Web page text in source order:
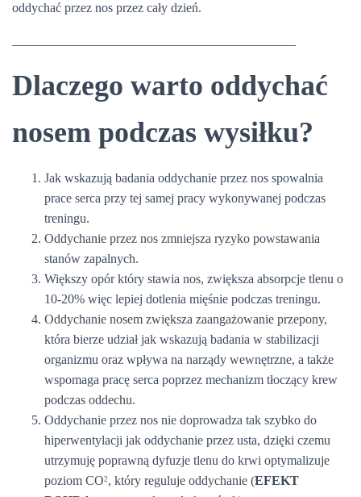
oddychać przez nos przez cały dzień.
Dlaczego warto oddychać
nosem podczas wysiłku?
Jak wskazują badania oddychanie przez nos spowalnia
prace serca przy tej samej pracy wykonywanej podczas
treningu.
Oddychanie przez nos zmniejsza ryzyko powstawania
stanów zapalnych.
Większy opór który stawia nos, zwiększa absorpcje tlenu o
10-20% więc lepiej dotlenia mięśnie podczas treningu.
Oddychanie nosem zwiększa zaangażowanie przepony,
która bierze udział jak wskazują badania w stabilizacji
organizmu oraz wpływa na narządy wewnętrzne, a także
wspomaga pracę serca poprzez mechanizm tłoczący krew
podczas oddechu.
Oddychanie przez nos nie doprowadza tak szybko do
hiperwentylacji jak oddychanie przez usta, dzięki czemu
utrzymuję poprawną dyfuzje tlenu do krwi optymalizuje
poziom CO2 , który reguluje oddychanie (EFEKT